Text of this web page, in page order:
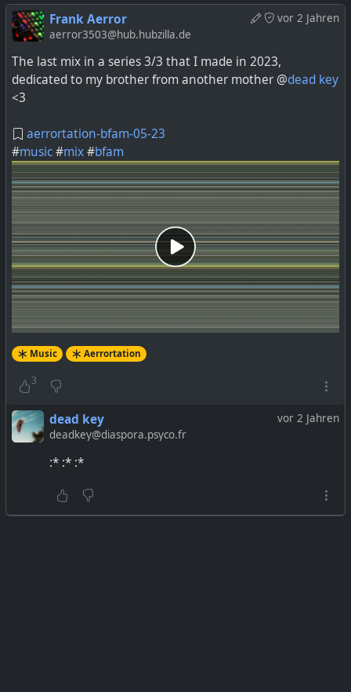
vor 2 Jahren
Frank Aerror
aerror3503@hub.hubzilla.de
The last mix in a series 3/3 that I made in 2023,
dedicated to my brother from another mother @dead key
<3
aerrortation-bfam-05-23
#music#mix#bfam
Music Aerrortation
3
vor 2 Jahren
dead key
deadkey@diaspora.psyco.fr
:* :* :*